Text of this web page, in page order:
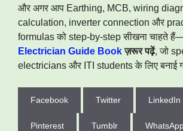
और अगर आप Earthing, MCB, wiring
calculation, inverter connection और
formulas को step-by-step सीखना चाहते
Electrician Guide Bookज़रूर पढ़ें, जो
electricians और ITI students के लिए बनाई
Facebook Twitter LinkedIn
Pinterest Tumblr